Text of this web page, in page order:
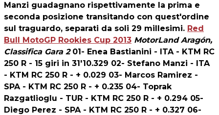
Manzi guadagnano rispettivamente la prima e
seconda posizione transitando con quest'ordine
sul traguardo, separati da soli 29 millesimi. Red
Bull MotoGP Rookies Cup 2013 MotorLand Aragón,
Classifica Gara 201- Enea Bastianini - ITA - KTM RC
250 R - 15 giri in 31'10.329 02- Stefano Manzi - ITA
- KTM RC 250 R - + 0.029 03- Marcos Ramirez -
SPA - KTM RC 250 R - + 0.235 04- Toprak
Razgatlioglu - TUR - KTM RC 250 R - + 0.294 05-
Diego Perez - SPA - KTM RC 250 R - + 0.327 06-